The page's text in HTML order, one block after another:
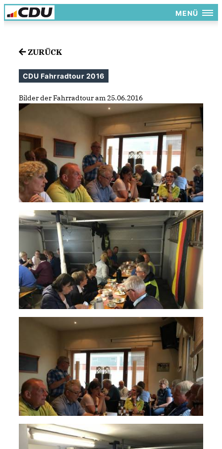
MENÜ
ZURÜCK
CDU Fahrradtour 2016
Bilder der Fahrradtour am 25.06.2016